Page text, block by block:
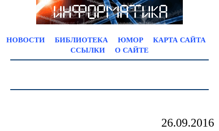
НОВОСТИ БИБЛИОТЕКА ЮМОР
КАРТА САЙТА
ССЫЛКИ
О САЙТЕ
26.09.2016